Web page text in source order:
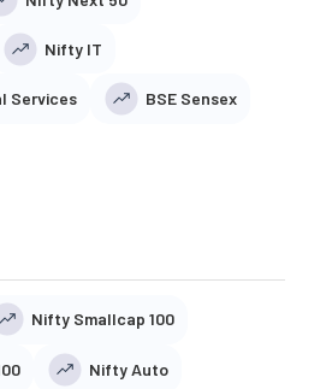
Nifty IT
Services BSE Sensex
Nifty Smallcap 100
Nifty Auto